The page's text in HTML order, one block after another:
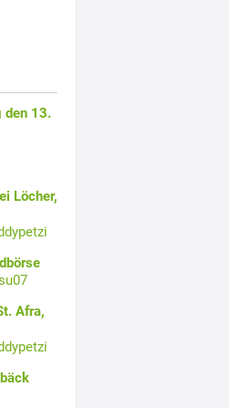
den 13.
Löcher,
Afra,